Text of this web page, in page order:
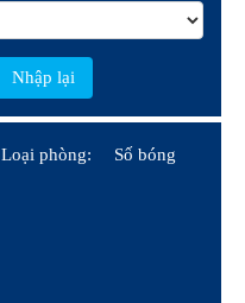
Loại phòng:
Số bóng